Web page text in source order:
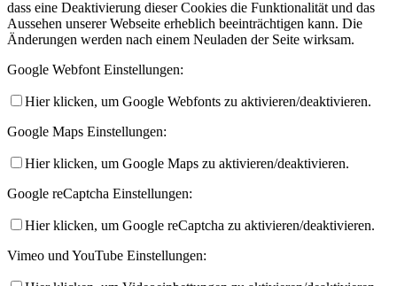
dass eine Deaktivierung dieser Cookies die Funktionalität und das
Aussehen unserer Webseite erheblich beeinträchtigen kann. Die
Änderungen werden nach einem Neuladen der Seite wirksam.
Google Webfont Einstellungen:
Hier klicken, um Google Webfonts zu aktivieren/deaktivieren.
Google Maps Einstellungen:
Hier klicken, um Google Maps zu aktivieren/deaktivieren.
Google reCaptcha Einstellungen:
Hier klicken, um Google reCaptcha zu aktivieren/deaktivieren.
Vimeo und YouTube Einstellungen: